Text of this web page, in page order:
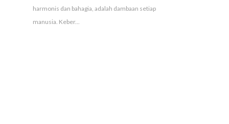
harmonis dan bahagia, adalah dambaan setiap
manusia. Keber...